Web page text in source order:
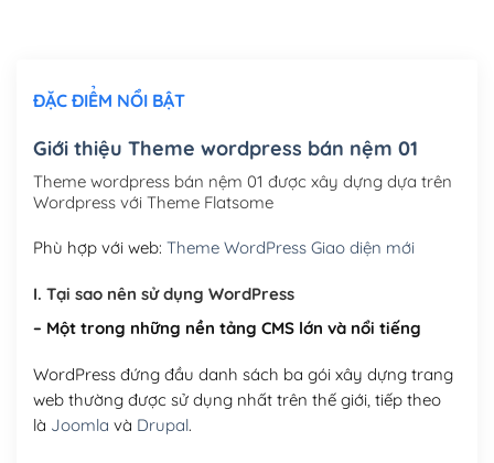
Mua thêm Host + Tên miền
Tên miền Việt Nam .vn (1 năm)(+550,000₫)
Hosting 5GB SSD (1 năm)
ĐẶC ĐIỂM NỔI BẬT
Giới thiệu Theme wordpress bán nệm 01
Theme wordpress bán nệm 01 được xây dựng dựa trên
Wordpress với Theme Flatsome
Phù hợp với web: Theme WordPress Giao diện mới
I. Tại sao nên sử dụng WordPress
– Một trong những nền tảng CMS lớn và nổi tiếng
WordPress đứng đầu danh sách ba gói xây dựng trang
web thường được sử dụng nhất trên thế giới, tiếp theo
là Joomla và Drupal.